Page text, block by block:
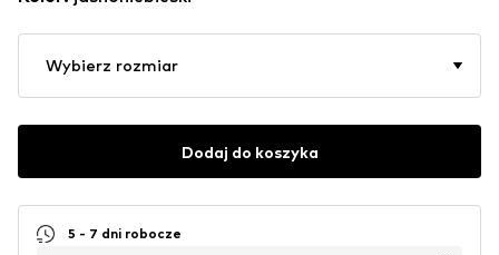
Wybierz rozmiar
Dodaj do koszyka
5 - 7 dni robocze